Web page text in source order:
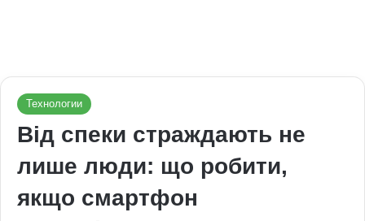
Технологии
Від спеки страждають не
лише люди: що робити,
якщо смартфон